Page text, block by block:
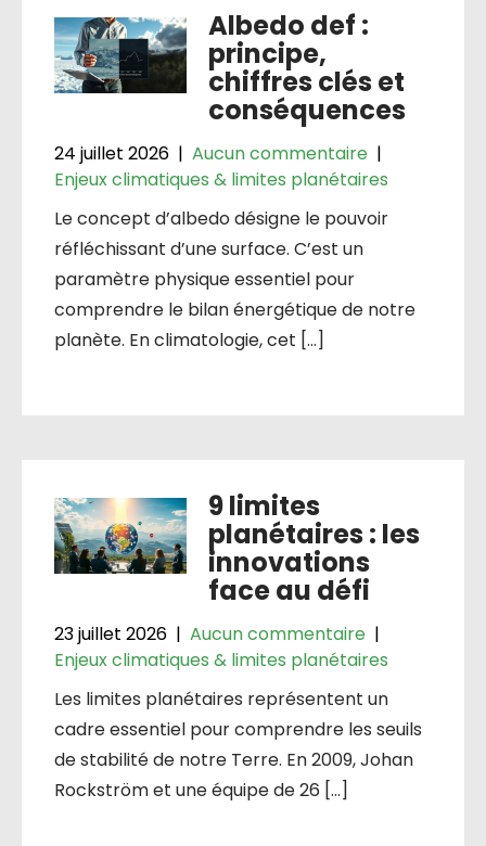
Albedo def :
principe,
chiffres clés et
conséquences
24 juillet 2026 | Aucun commentaire |
Enjeux climatiques & limites planétaires
Le concept d’albedo désigne le pouvoir
réfléchissant d’une surface. C’est un
paramètre physique essentiel pour
comprendre le bilan énergétique de notre
planète. En climatologie, cet […]
9 limites
planétaires : les
innovations
face au défi
23 juillet 2026 | Aucun commentaire |
Enjeux climatiques & limites planétaires
Les limites planétaires représentent un
cadre essentiel pour comprendre les seuils
de stabilité de notre Terre. En 2009, Johan
Rockström et une équipe de 26 […]